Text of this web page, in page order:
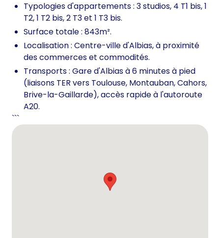
Typologies d'appartements : 3 studios, 4 T1 bis, 1
T2, 1 T2 bis, 2 T3 et 1 T3 bis.
Surface totale : 843m².
Localisation : Centre-ville d'Albias, à proximité
des commerces et commodités.
Transports : Gare d'Albias à 6 minutes à pied
(liaisons TER vers Toulouse, Montauban, Cahors,
Brive-la-Gaillarde), accès rapide à l'autoroute
A20.
```